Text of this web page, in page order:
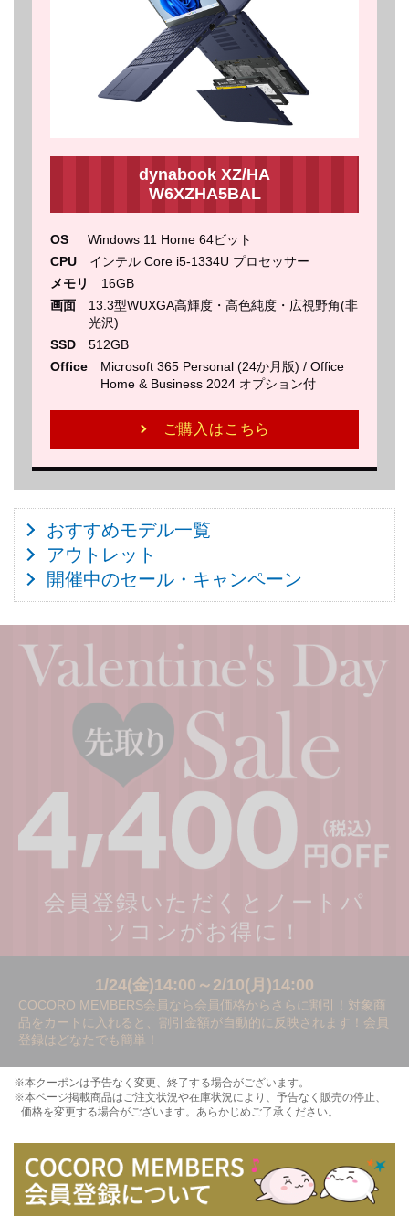
dynabook XZ/HA
W6XZHA5BAL
OS
Windows 11 Home 64ビット
CPU
インテル Core i5-1334U プロセッサー
メモリ
16GB
画面
13.3型WUXGA高輝度・高色純度・広視野角(非
光沢)
SSD
512GB
Office
Microsoft 365 Personal (24か月版) / Office
Home & Business 2024 オプション付
ご購入はこちら
おすすめモデル一覧
アウトレット
開催中のセール・キャンペーン
会員登録いただくとノートパ
ソコンがお得に！
1/24(金)14:00～2/10(月)14:00
COCORO MEMBERS会員なら会員価格からさらに割引！対象商
品をカートに入れると、割引金額が自動的に反映されます！会員
登録はどなたでも簡単！
※本クーポンは予告なく変更、終了する場合がございます。
※本ページ掲載商品はご注文状況や在庫状況により、予告なく販売の停止、
価格を変更する場合がございます。あらかじめご了承ください。